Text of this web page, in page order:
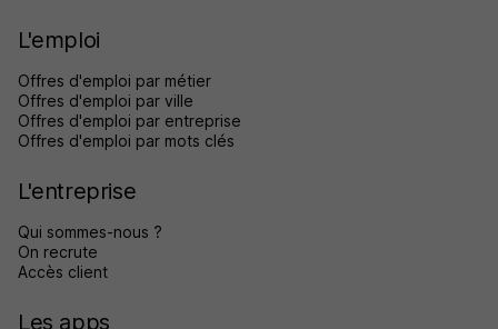
L'emploi
Offres d'emploi par métier
Offres d'emploi par ville
Offres d'emploi par entreprise
Offres d'emploi par mots clés
L'entreprise
Qui sommes-nous ?
On recrute
Accès client
Les apps